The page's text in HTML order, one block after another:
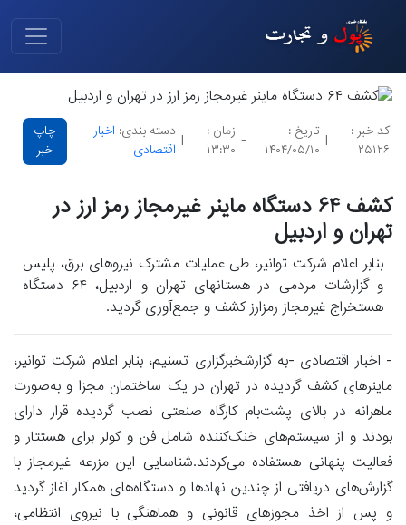
کد خبر :
۲۵۱۲۶
|
تاریخ :
۱۴۰۴/۰۵/۱۰
-
زمان :
۱۳:۳۰
|
دسته بندی: اخبار
اقتصادی
چاپ
خبر
کشف ۶۴ دستگاه ماینر غیرمجاز رمز ارز در
تهران و اردبیل
بنابر اعلام شرکت توانیر، طی عملیات مشترک نیرو‌های برق، پلیس
و گزارشات مردمی در هستانهای تهران و اردبیل، ۶۴ دستگاه
هستخراج غیرمجاز رمزارز کشف و جمع‌آوری گردید.
- اخبار اقتصادی -به گزارشخبرگزاری تسنیم، بنابر اعلام شرکت توانیر،
ماینرهای کشف گردیده در تهران در یک ساختمان مجزا و به‌صورت
ماهرانه در بالای پشت‌بام کارگاه صنعتی نصب گردیده قرار دارای
بودند و از سیستم‌های خنک‌کننده شامل فن و کولر برای هستتار و
فعالیت پنهانی هستفاده می‌کردند.شناسایی این مزرعه غیرمجاز با
گزارش‌های دریافتی از چندین نهاد‌ها و دستگاه‌های همکار آغاز گردید
و پس از اخذ مجوز‌های قانونی و هماهنگی با نیروی انتظامی،